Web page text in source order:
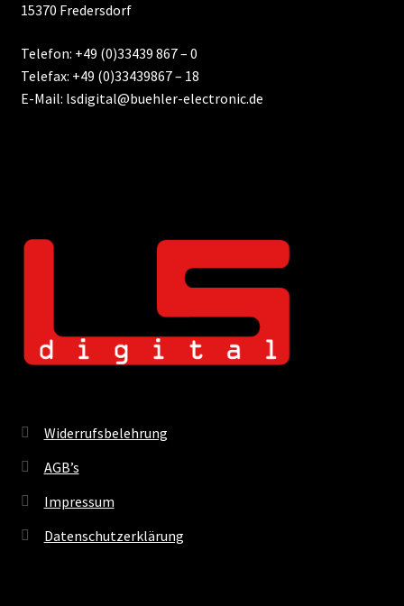
15370 Fredersdorf
Telefon: +49 (0)33439 867 – 0
Telefax: +49 (0)33439867 – 18
E-Mail: lsdigital@buehler-electronic.de
Widerrufsbelehrung
AGB’s
Impressum
Datenschutzerklärung